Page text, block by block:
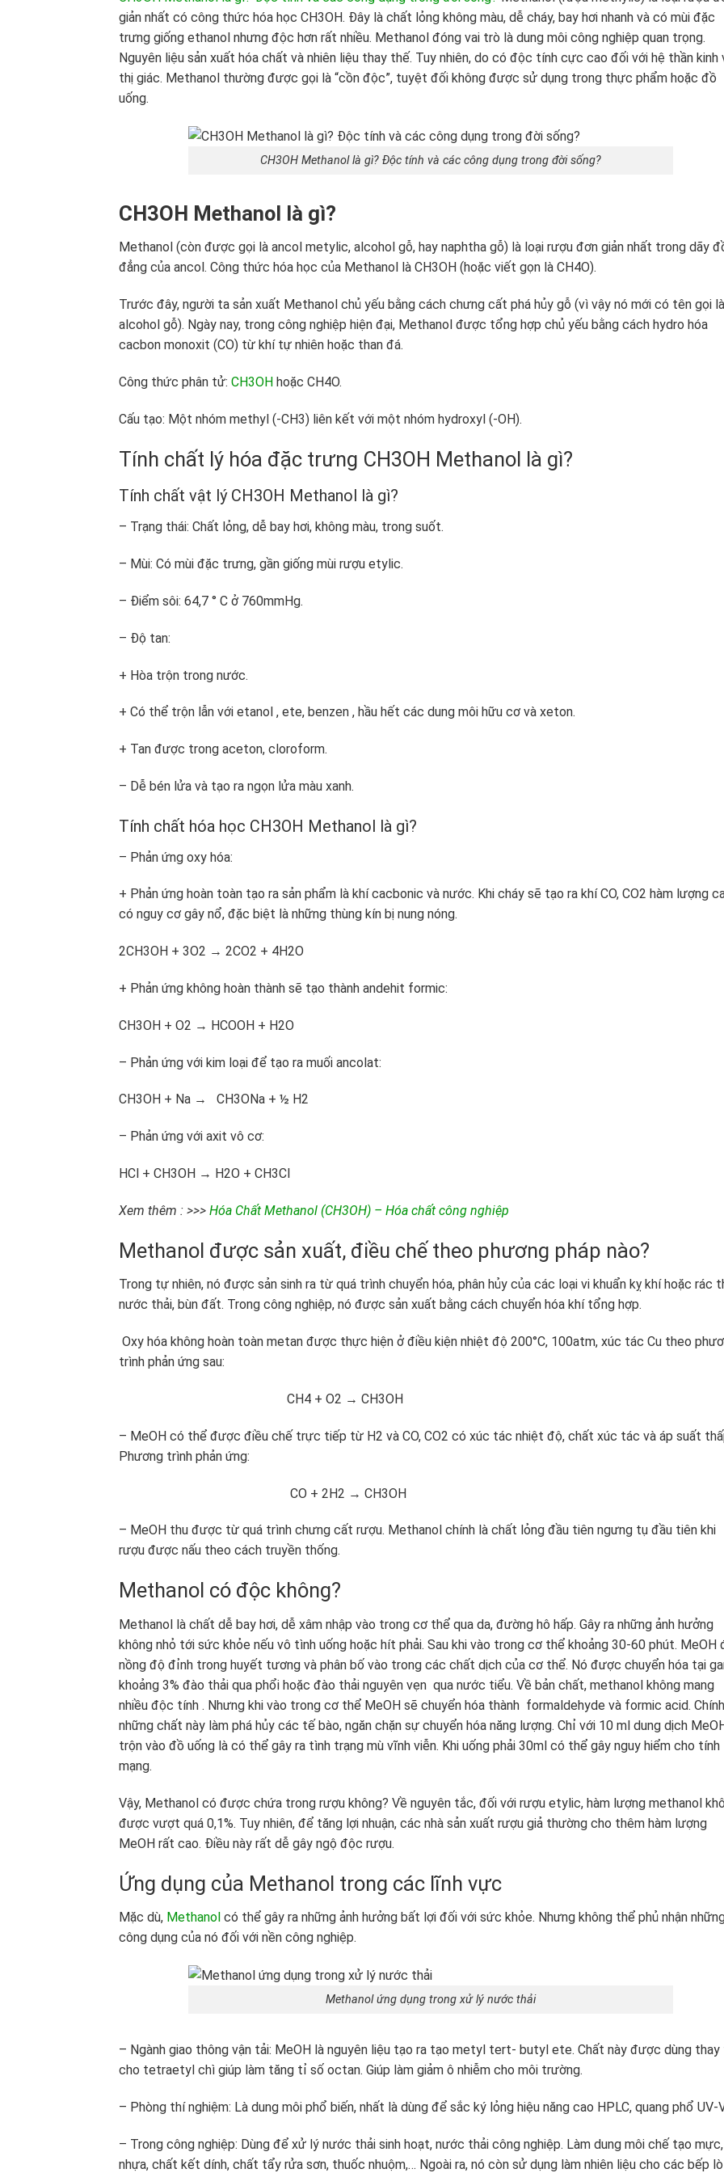
giản nhất có công thức hóa học CH3OH. Đây là chất lỏng không màu, dễ cháy, bay hơi nhanh và có mùi đặc
trưng giống ethanol nhưng độc hơn rất nhiều. Methanol đóng vai trò là dung môi công nghiệp quan trọng.
Nguyên liệu sản xuất hóa chất và nhiên liệu thay thế. Tuy nhiên, do có độc tính cực cao đối với hệ thần kinh
thị giác. Methanol thường được gọi là “cồn độc”, tuyệt đối không được sử dụng trong thực phẩm hoặc đồ
uống.
CH3OH Methanol là gì? Độc tính và các công dụng trong đời sống?
CH3OH Methanol là gì?
Methanol (còn được gọi là ancol metylic, alcohol gỗ, hay naphtha gỗ) là loại rượu đơn giản nhất trong dãy
đẳng của ancol. Công thức hóa học của Methanol là CH3OH (hoặc viết gọn là CH4O).
Trước đây, người ta sản xuất Methanol chủ yếu bằng cách chưng cất phá hủy gỗ (vì vậy nó mới có tên gọi là
alcohol gỗ). Ngày nay, trong công nghiệp hiện đại, Methanol được tổng hợp chủ yếu bằng cách hydro hóa
cacbon monoxit (CO) từ khí tự nhiên hoặc than đá.
Công thức phân tử: CH3OH hoặc CH4O.
Cấu tạo: Một nhóm methyl (-CH3) liên kết với một nhóm hydroxyl (-OH).
Tính chất lý hóa đặc trưng CH3OH Methanol là gì?
Tính chất vật lý CH3OH Methanol là gì?
– Trạng thái: Chất lỏng, dễ bay hơi, không màu, trong suốt.
– Mùi: Có mùi đặc trưng, gần giống mùi rượu etylic.
– Điểm sôi: 64,7 ° C ở 760mmHg.
– Độ tan:
+ Hòa trộn trong nước.
+ Có thể trộn lẫn với etanol , ete, benzen , hầu hết các dung môi hữu cơ và xeton.
+ Tan được trong aceton, cloroform.
– Dễ bén lửa và tạo ra ngọn lửa màu xanh.
Tính chất hóa học CH3OH Methanol là gì?
– Phản ứng oxy hóa:
+ Phản ứng hoàn toàn tạo ra sản phẩm là khí cacbonic và nước. Khi cháy sẽ tạo ra khí CO, CO2 hàm lượng
có nguy cơ gây nổ, đặc biệt là những thùng kín bị nung nóng.
2CH3OH + 3O2 → 2CO2 + 4H2O
+ Phản ứng không hoàn thành sẽ tạo thành andehit formic:
CH3OH + O2 → HCOOH + H2O
– Phản ứng với kim loại để tạo ra muối ancolat:
CH3OH + Na → CH3ONa + ½ H2
– Phản ứng với axit vô cơ:
HCl + CH3OH → H2O + CH3Cl
Xem thêm : >>> Hóa Chất Methanol (CH3OH) – Hóa chất công nghiệp
Methanol được sản xuất, điều chế theo phương pháp nào?
Trong tự nhiên, nó được sản sinh ra từ quá trình chuyển hóa, phân hủy của các loại vi khuẩn kỵ khí hoặc rác
nước thải, bùn đất. Trong công nghiệp, nó được sản xuất bằng cách chuyển hóa khí tổng hợp.
Oxy hóa không hoàn toàn metan được thực hiện ở điều kiện nhiệt độ 200°C, 100atm, xúc tác Cu theo
trình phản ứng sau:
CH4 + O2 → CH3OH
– MeOH có thể được điều chế trực tiếp từ H2 và CO, CO2 có xúc tác nhiệt độ, chất xúc tác và áp suất
Phương trình phản ứng:
CO + 2H2 → CH3OH
– MeOH thu được từ quá trình chưng cất rượu. Methanol chính là chất lỏng đầu tiên ngưng tụ đầu tiên khi
rượu được nấu theo cách truyền thống.
Methanol có độc không?
Methanol là chất dễ bay hơi, dễ xâm nhập vào trong cơ thể qua da, đường hô hấp. Gây ra những ảnh hưởng
không nhỏ tới sức khỏe nếu vô tình uống hoặc hít phải. Sau khi vào trong cơ thể khoảng 30-60 phút. MeOH
nồng độ đỉnh trong huyết tương và phân bố vào trong các chất dịch của cơ thể. Nó được chuyển hóa tại
khoảng 3% đào thải qua phổi hoặc đào thải nguyên vẹn qua nước tiểu. Về bản chất, methanol không mang
nhiều độc tính . Nhưng khi vào trong cơ thể MeOH sẽ chuyển hóa thành formaldehyde và formic acid. Chính
những chất này làm phá hủy các tế bào, ngăn chặn sự chuyển hóa năng lượng. Chỉ với 10 ml dung dịch
trộn vào đồ uống là có thể gây ra tình trạng mù vĩnh viễn. Khi uống phải 30ml có thể gây nguy hiểm cho tính
mạng.
Vậy, Methanol có được chứa trong rượu không? Về nguyên tắc, đối với rượu etylic, hàm lượng methanol
được vượt quá 0,1%. Tuy nhiên, để tăng lợi nhuận, các nhà sản xuất rượu giả thường cho thêm hàm lượng
MeOH rất cao. Điều này rất dễ gây ngộ độc rượu.
Ứng dụng của Methanol trong các lĩnh vực
Mặc dù, Methanol có thể gây ra những ảnh hưởng bất lợi đối với sức khỏe. Nhưng không thể phủ nhận
công dụng của nó đối với nền công nghiệp.
Methanol ứng dụng trong xử lý nước thải
– Ngành giao thông vận tải: MeOH là nguyên liệu tạo ra tạo metyl tert- butyl ete. Chất này được dùng thay
cho tetraetyl chì giúp làm tăng tỉ số octan. Giúp làm giảm ô nhiễm cho môi trường.
– Phòng thí nghiệm: Là dung môi phổ biến, nhất là dùng để sắc ký lỏng hiệu năng cao HPLC, quang phổ UV-
– Trong công nghiệp: Dùng để xử lý nước thải sinh hoạt, nước thải công nghiệp. Làm dung môi chế tạo mực,
nhựa, chất kết dính, chất tẩy rửa sơn, thuốc nhuộm,… Ngoài ra, nó còn sử dụng làm nhiên liệu cho các bếp